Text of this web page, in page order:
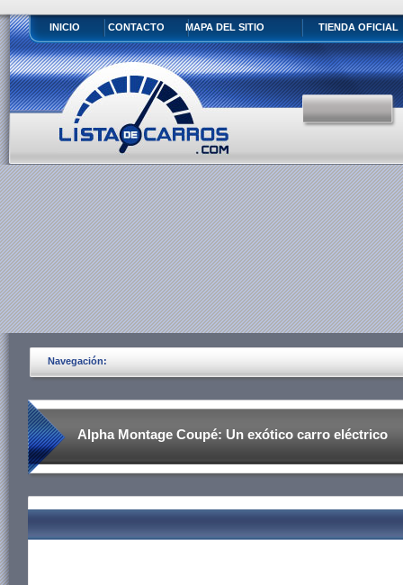
INICIO CONTACTO MAPA DEL SITIO TIENDA OFICIAL
Navegación:
Alpha Montage Coupé: Un exótico carro eléctrico